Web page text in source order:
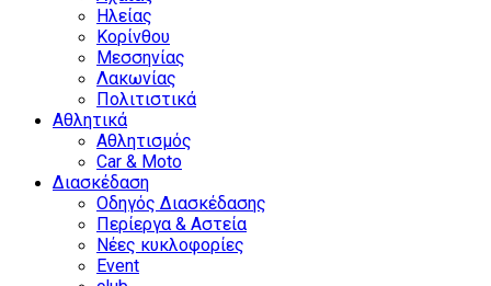
Ηλείας
Κορίνθου
Μεσσηνίας
Λακωνίας
Πολιτιστικά
Αθλητικά
Αθλητισμός
Car & Moto
Διασκέδαση
Οδηγός Διασκέδασης
Περίεργα & Αστεία
Νέες κυκλοφορίες
Event